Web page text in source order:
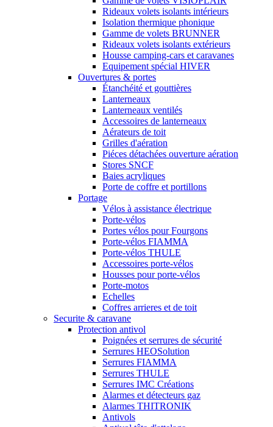
Rideaux volets isolants intérieurs
Isolation thermique phonique
Gamme de volets BRUNNER
Rideaux volets isolants extérieurs
Housse camping-cars et caravanes
Equipement spécial HIVER
Ouvertures & portes
Étanchéité et gouttières
Lanterneaux
Lanterneaux ventilés
Accessoires de lanterneaux
Aérateurs de toit
Grilles d'aération
Piéces détachées ouverture aération
Stores SNCF
Baies acryliques
Porte de coffre et portillons
Portage
Vélos à assistance électrique
Porte-vélos
Portes vélos pour Fourgons
Porte-vélos FIAMMA
Porte-vélos THULE
Accessoires porte-vélos
Housses pour porte-vélos
Porte-motos
Echelles
Coffres arrieres et de toit
Securite & caravane
Protection antivol
Poignées et serrures de sécurité
Serrures HEOSolution
Serrures FIAMMA
Serrures THULE
Serrures IMC Créations
Alarmes et détecteurs gaz
Alarmes THITRONIK
Antivols